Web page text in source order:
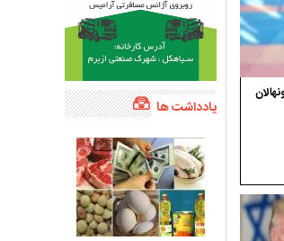
یادداشت ها